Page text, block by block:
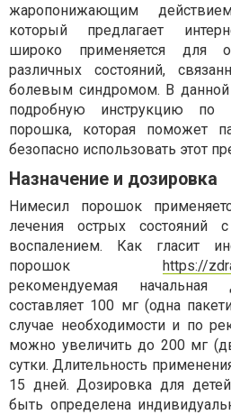
жаропонижающим
который предлагает
широко применяется для
различных состояний,
болевым синдромом. В
подробную инструкцию по
порошка, которая поможет
безопасно использовать этот
Назначение и дозировка
Нимесил порошок
лечения острых
воспалением. Как гласит
порошок https://
рекомендуемая
составляет 100 мг (одна
случае необходимости и по
можно увеличить до 200 мг
сутки. Длительность
15 дней. Дозировка для
быть определена